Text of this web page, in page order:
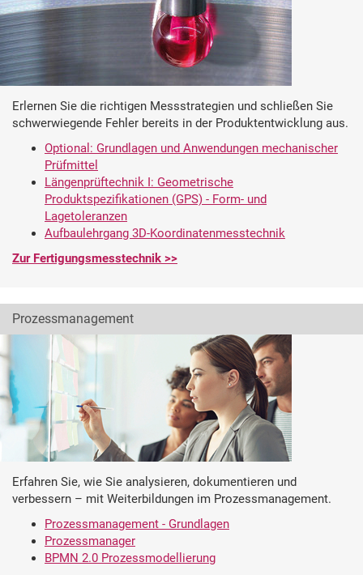
Erlernen Sie die richtigen Messstrategien und schließen Sie
schwerwiegende Fehler bereits in der Produktentwicklung aus.
Optional: Grundlagen und Anwendungen mechanischer
Prüfmittel
Längenprüftechnik I: Geometrische
Produktspezifikationen (GPS) - Form- und
Lagetoleranzen
Aufbaulehrgang 3D-Koordinatenmesstechnik
Zur Fertigungsmesstechnik >>
Prozessmanagement
Erfahren Sie, wie Sie analysieren, dokumentieren und
verbessern – mit Weiterbildungen im Prozessmanagement.
Prozessmanagement - Grundlagen
Prozessmanager
BPMN 2.0 Prozessmodellierung